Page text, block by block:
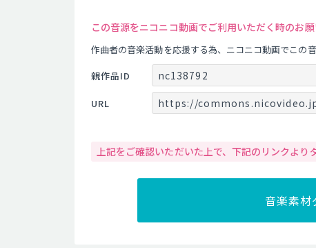
この音源をニコニコ動画でご利用いただく時のお
作曲者の音楽活動を応援する為、ニコニコ動画でこの
親作品ID
nc138792
URL https://
上記をご確認いただいた上で、下記のリンクより
音楽素材